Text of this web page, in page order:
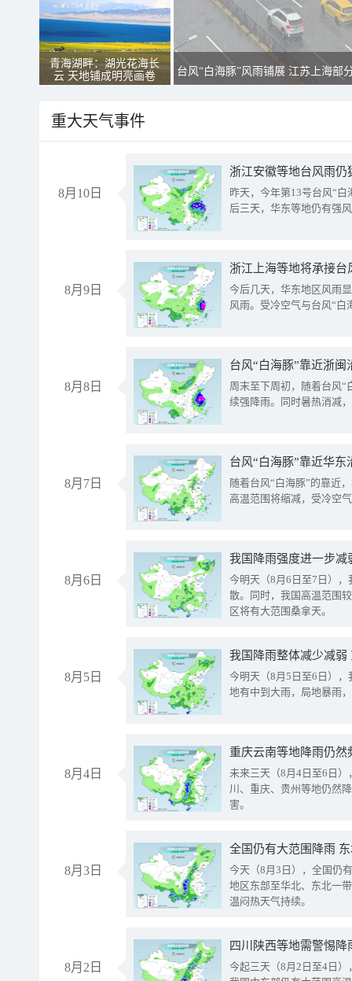
青海湖畔：湖光花海长
云 天地铺成明亮画卷
台风“白海豚”风雨铺展 江苏上海部
重大天气事件
8月10日
浙江安徽等地台风雨
昨天，今年第13号台风“
后三天，华东等地仍有强
8月9日
浙江上海等地将承接台
今后几天，华东地区风雨
风雨。受冷空气与台风“白
8月8日
台风“白海豚”靠近浙
周末至下周初，随着台风“
续强降雨。同时暑热消减
8月7日
台风“白海豚”靠近华
随着台风“白海豚”的靠近
高温范围将缩减，受冷空
8月6日
今明天（8月6日至7日）
散。同时，我国高温范围
区将有大范围桑拿天。
8月5日
我国降雨整体减少减弱
今明天（8月5日至6日）
地有中到大雨，局地暴雨
8月4日
重庆云南等地降雨仍然
未来三天（8月4日至6日
川、重庆、贵州等地仍然
害。
8月3日
全国仍有大范围降雨
今天（8月3日），全国仍
地区东部至华北、东北一
温闷热天气持续。
8月2日
今起三天（8月2日至4日